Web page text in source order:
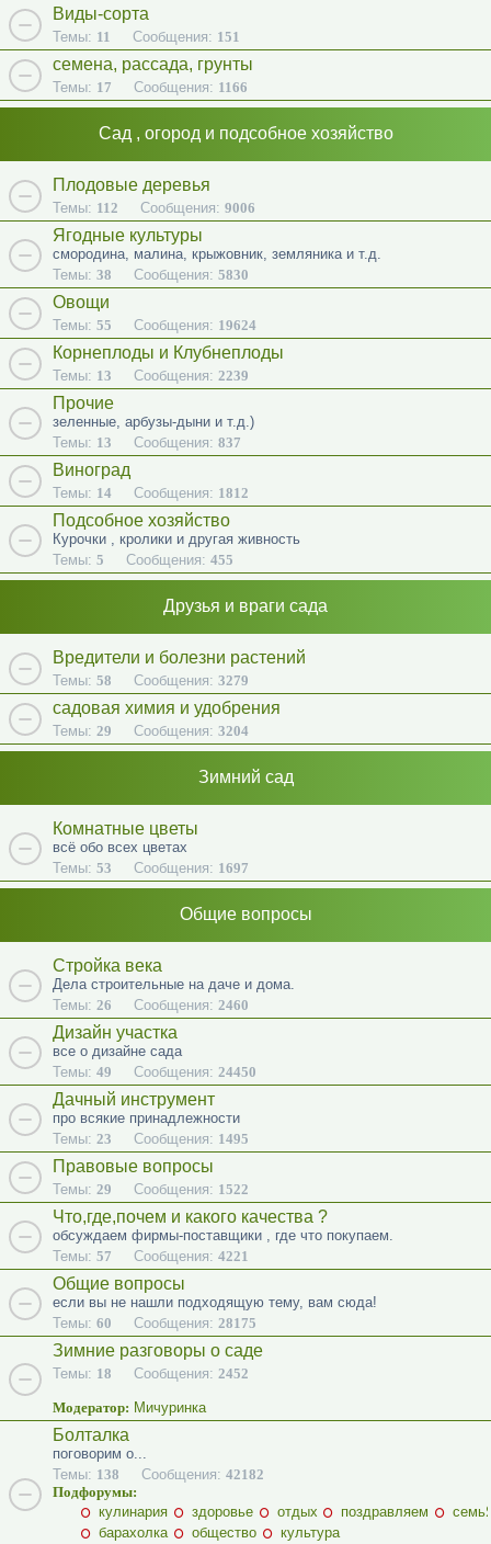
Виды-сорта
Темы: 11 Сообщения: 151
семена, рассада, грунты
Темы: 17 Сообщения: 1166
Сад , огород и подсобное хозяйство
Плодовые деревья
Темы: 112 Сообщения: 9006
Ягодные культуры
смородина, малина, крыжовник, земляника и т.д.
Темы: 38 Сообщения: 5830
Овощи
Темы: 55 Сообщения: 19624
Корнеплоды и Клубнеплоды
Темы: 13 Сообщения: 2239
Прочие
зеленные, арбузы-дыни и т.д.)
Темы: 13 Сообщения: 837
Виноград
Темы: 14 Сообщения: 1812
Подсобное хозяйство
Курочки , кролики и другая живность
Темы: 5 Сообщения: 455
Друзья и враги сада
Вредители и болезни растений
Темы: 58 Сообщения: 3279
садовая химия и удобрения
Темы: 29 Сообщения: 3204
Зимний сад
Комнатные цветы
всё обо всех цветах
Темы: 53 Сообщения: 1697
Общие вопросы
Стройка века
Дела строительные на даче и дома.
Темы: 26 Сообщения: 2460
Дизайн участка
все о дизайне сада
Темы: 49 Сообщения: 24450
Дачный инструмент
про всякие принадлежности
Темы: 23 Сообщения: 1495
Правовые вопросы
Темы: 29 Сообщения: 1522
Что,где,почем и какого качества ?
обсуждаем фирмы-поставщики , где что покупаем.
Темы: 57 Сообщения: 4221
Общие вопросы
если вы не нашли подходящую тему, вам сюда!
Темы: 60 Сообщения: 28175
Зимние разговоры о саде
Темы: 18 Сообщения: 2452
Модератор: Мичуринка
Болталка
поговорим о...
Темы: 138 Сообщения: 42182
Подфорумы:
кулинария
здоровье отдых поздравляем
барахолка
общество
культура